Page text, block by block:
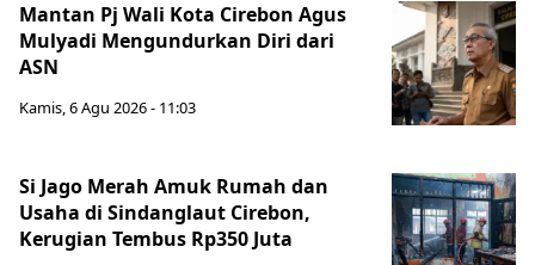
Mantan Pj Wali Kota Cirebon Agus
Mulyadi Mengundurkan Diri dari
ASN
Kamis, 6 Agu 2026 - 11:03
Si Jago Merah Amuk Rumah dan
Usaha di Sindanglaut Cirebon,
Kerugian Tembus Rp350 Juta